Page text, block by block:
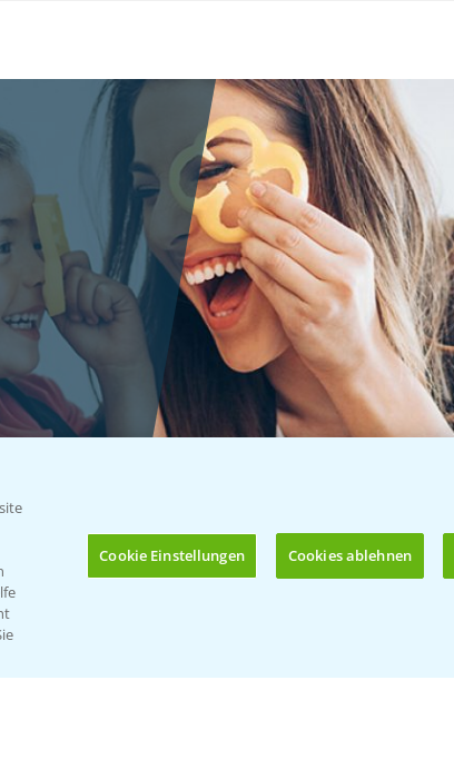
Cookie Einstellungen Cookies ablehnen